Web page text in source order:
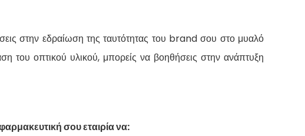
στην εδραίωση της ταυτότητας του brand σου στο μυαλό
του οπτικού υλικού, μπορείς να βοηθήσεις στην ανάπτυξη
σου εταιρία να: